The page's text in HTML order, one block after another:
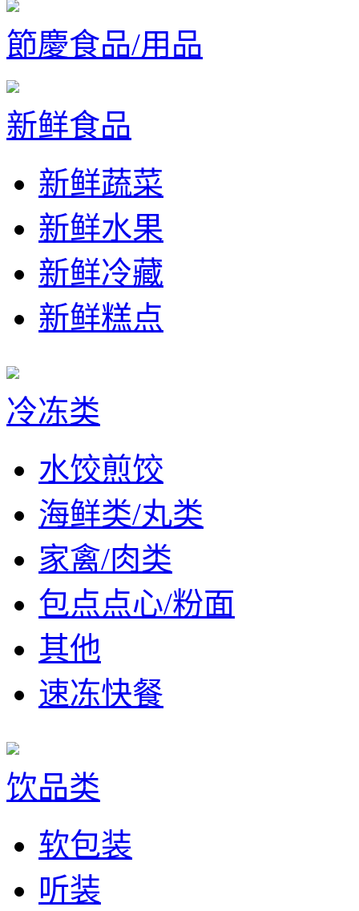
節慶食品/用品
新鲜食品
新鲜蔬菜
新鲜水果
新鲜冷藏
新鲜糕点
冷冻类
水饺煎饺
海鲜类/丸类
家禽/肉类
包点点心/粉面
其他
速冻快餐
饮品类
软包装
听装